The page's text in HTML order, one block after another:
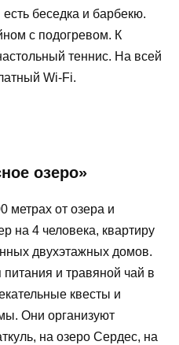
беседка и барбекю.
с подогревом. К
теннис. На всей
Wi-Fi.
озеро»
метрах от озера и
на 4 человека, квартиру
двухэтажных домов.
и травяной чай в
квесты и
Они организуют
на озеро Сердес, на